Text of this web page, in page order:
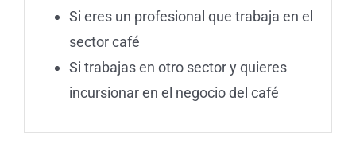
Si eres un profesional que trabaja en el
sector café
Si trabajas en otro sector y quieres
incursionar en el negocio del café